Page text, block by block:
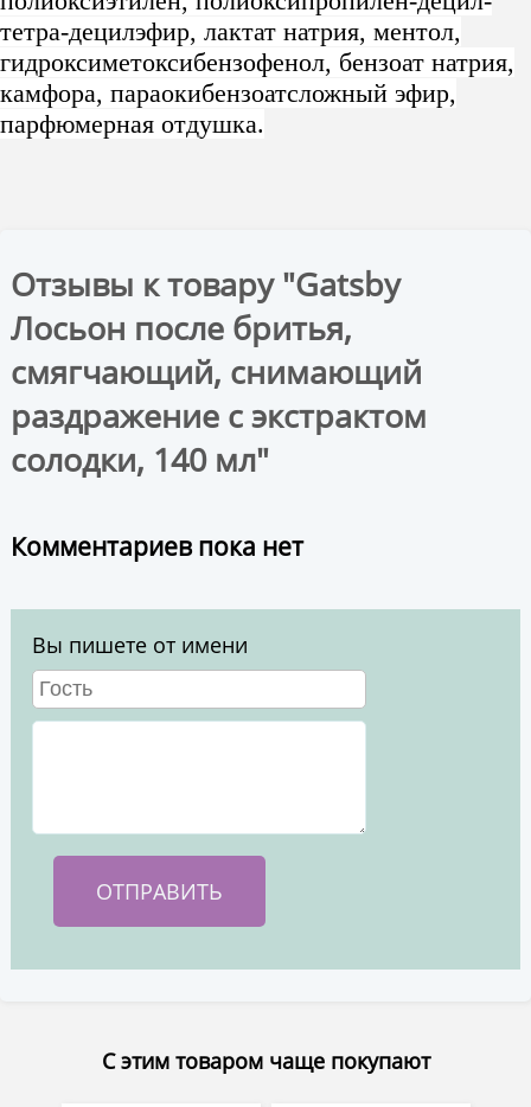
тетра-децилэфир, лактат натрия, ментол,
гидроксиметоксибензофенол, бензоат натрия,
камфора, параокибензоатсложный эфир,
парфюмерная отдушка.
Отзывы к товару "Gatsby
Лосьон после бритья,
смягчающий, снимающий
раздражение с экстрактом
солодки, 140 мл"
Комментариев пока нет
Вы пишете от имени
С этим товаром чаще покупают